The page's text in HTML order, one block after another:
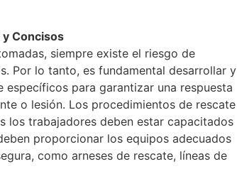
Concisos
siempre existe el riesgo de
Por lo tanto, es fundamental desarrollar y
para garantizar una respuesta
o lesión. Los procedimientos de rescate
los trabajadores deben estar capacitados
proporcionar los equipos adecuados
como arneses de rescate, líneas de